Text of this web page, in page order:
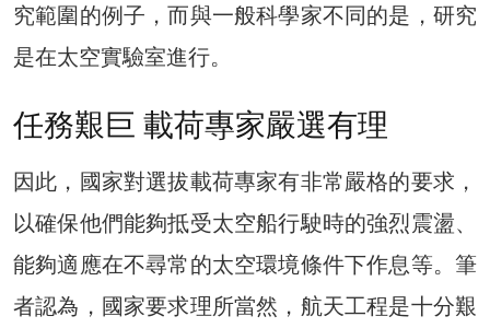
究範圍的例子，而與一般科學家不同的是，研究
是在太空實驗室進行。
任務艱巨 載荷專家嚴選有理
因此，國家對選拔載荷專家有非常嚴格的要求，
以確保他們能夠抵受太空船行駛時的強烈震盪、
能夠適應在不尋常的太空環境條件下作息等。筆
者認為，國家要求理所當然，航天工程是十分艱